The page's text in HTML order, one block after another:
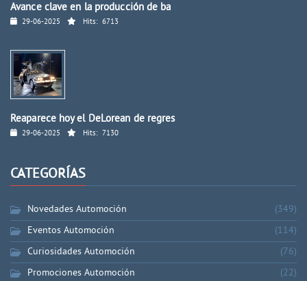
Avance clave en la producción de ba
29-06-2025 Hits: 6713
Reaparece hoy el DeLorean de regres
29-06-2025 Hits: 7130
CATEGORÍAS
Novedades Automoción
(349)
Eventos Automoción
(114)
Curiosidades Automoción
(76)
Promociones Automoción
(22)